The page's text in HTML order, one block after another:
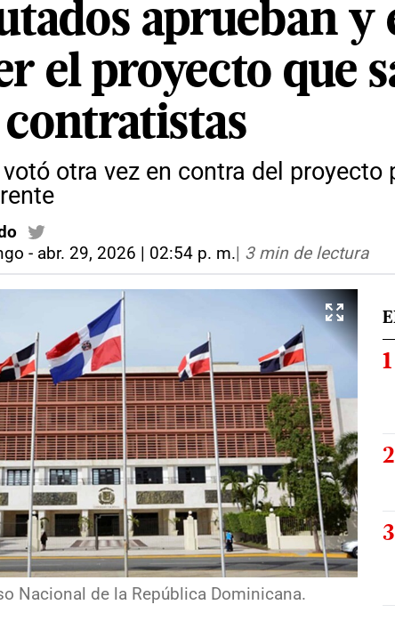
aprueban y
el proyecto que
otra vez en contra del
- abr. 29, 2026 | 02:54 p. m.| 3 min de lectura
Nacional de la República Dominicana.